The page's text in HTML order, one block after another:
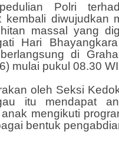
Polri
kembali diwujudkan
massal yang
Hari
di
mulai pukul 08.30
oleh Seksi
itu mendapat
mengikuti
bentuk